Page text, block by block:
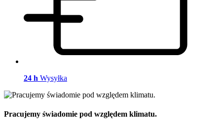
24 h Wysyłka
Pracujemy świadomie pod względem klimatu.